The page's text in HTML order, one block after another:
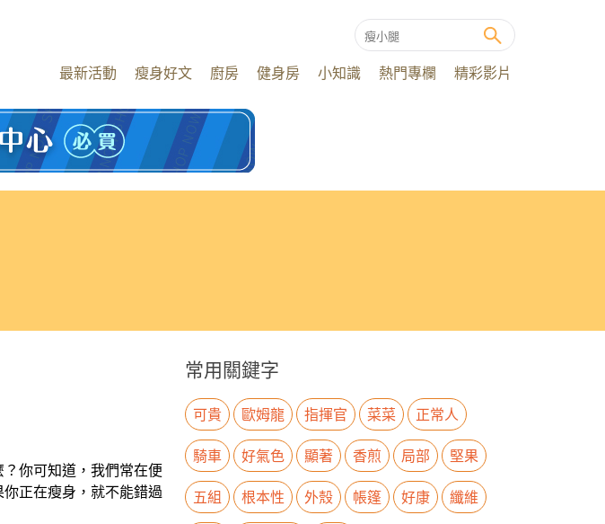
最新活動 瘦身好文 廚房 健身房 小知識 熱門專欄 精彩影片
你可知道，我們常在便
正在瘦身，就不能錯過
常用關鍵字
可貴 歐姆龍 指揮官 菜菜
正常人
騎車
好氣色 顯著 香煎 局部
堅果
五組
根本性 外殼 帳篷 好康
纖維